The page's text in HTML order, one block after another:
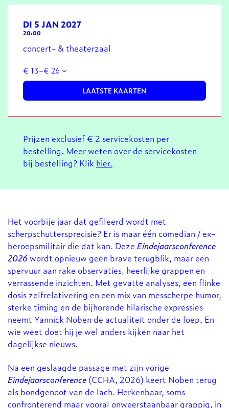
DI 5 JAN 2027
20:00
concert- & theaterzaal
€ 13–€ 26
LAATSTE KAARTEN
Prijzen exclusief € 2 servicekosten per
bestelling. Meer weten over de servicekosten
bij bestelling? Klik hier.
Het voorbije jaar dat gefileerd wordt met
scherpschuttersprecisie? Er is maar één comedian / ex-
beroepsmilitair die dat kan. Deze Eindejaarsconference
2026 wordt opnieuw geen brave terugblik, maar een
spervuur aan rake observaties, heerlijke grappen en
verrassende inzichten. Met gevatte analyses, een flinke
dosis zelfrelativering en een mix van messcherpe humor,
sterke timing en de bijhorende hilarische expressies
neemt Yannick Noben de actualiteit onder de loep. En
wie weet doet hij je wel anders kijken naar het
dagelijkse nieuws.
Na een geslaagde passage met zijn vorige
Eindejaarsconference (CCHA, 2026) keert Noben terug
als bondgenoot van de lach. Herkenbaar, soms
confronterend maar vooral onweerstaanbaar grappig, in